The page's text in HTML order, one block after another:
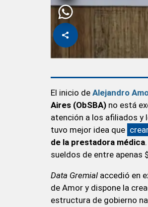
El inicio de Alejandro
Aires (ObSBA) no está
atención a los afiliados y
tuvo mejor idea que
de la prestadora médica
sueldos de entre apenas
Data Gremial accedió en
de Amor y dispone la
estructura de gobierno